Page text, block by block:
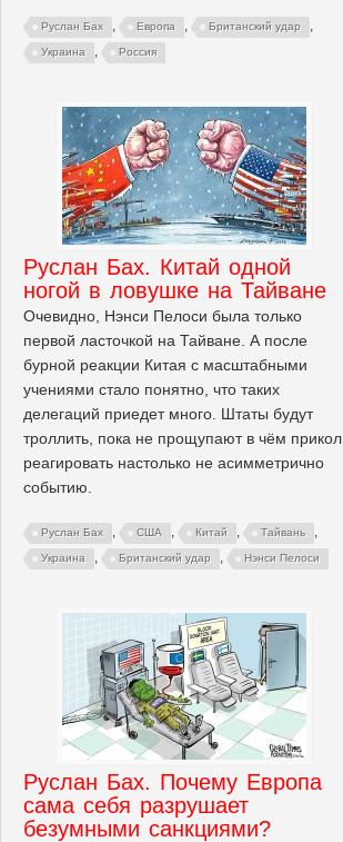
Руслан Бах , Европа , Британский удар ,
Украина , Россия
Руслан Бах. Китай одной
ногой в ловушке на Тайване
Очевидно, Нэнси Пелоси была только
первой ласточкой на Тайване. А после
бурной реакции Китая с масштабными
учениями стало понятно, что таких
делегаций приедет много. Штаты будут
троллить, пока не прощупают в чём прикол
реагировать настолько не асимметрично
событию.
Руслан Бах , США , Китай , Тайвань ,
Украина , Британский удар , Нэнси Пелоси
Руслан Бах. Почему Европа
сама себя разрушает
безумными санкциями?